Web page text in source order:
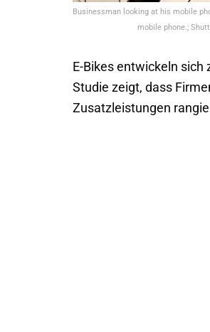
Businessman looking at his mobile
mobile phone.;
E-Bikes entwickeln
Studie zeigt, dass
Zusatzleistungen